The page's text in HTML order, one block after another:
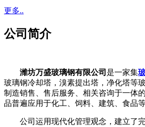
更多..
公司简介
潍坊万盛玻璃钢有限公司 是一家集
玻璃钢冷却塔，溴素提出塔，净化塔等
制造销售、售后服务、相关咨询于一体
品普遍应用于化工、饲料、建筑、食品等
公司运用现代化管理观念，建立了完